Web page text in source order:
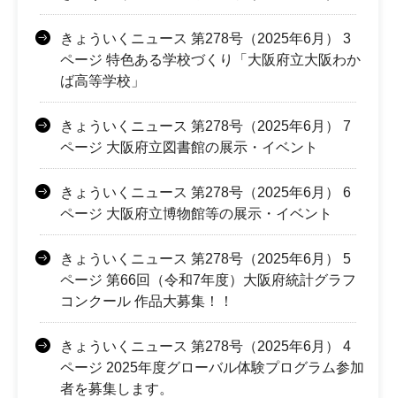
きょういくニュース 第278号（2025年6月） 3
ページ 特色ある学校づくり「大阪府立大阪わか
ば高等学校」
きょういくニュース 第278号（2025年6月） 7
ページ 大阪府立図書館の展示・イベント
きょういくニュース 第278号（2025年6月） 6
ページ 大阪府立博物館等の展示・イベント
きょういくニュース 第278号（2025年6月） 5
ページ 第66回（令和7年度）大阪府統計グラフ
コンクール 作品大募集！！
きょういくニュース 第278号（2025年6月） 4
ページ 2025年度グローバル体験プログラム参加
者を募集します。